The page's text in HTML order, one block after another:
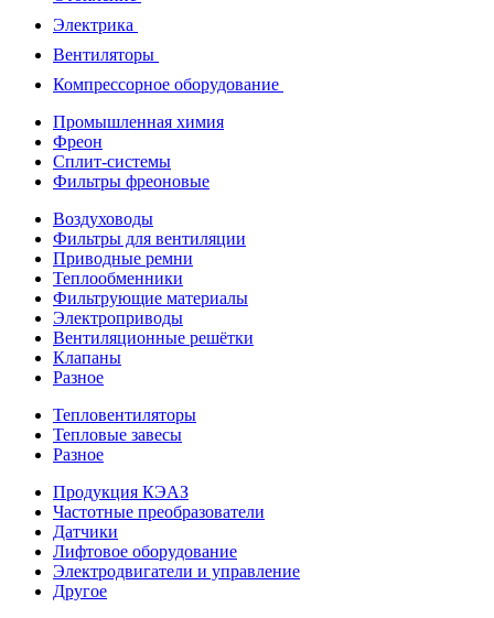
Электрика
Вентиляторы
Компрессорное оборудование
Промышленная химия
Фреон
Сплит-системы
Фильтры фреоновые
Воздуховоды
Фильтры для вентиляции
Приводные ремни
Теплообменники
Фильтрующие материалы
Электроприводы
Вентиляционные решётки
Клапаны
Разное
Тепловентиляторы
Тепловые завесы
Разное
Продукция КЭАЗ
Частотные преобразователи
Датчики
Лифтовое оборудование
Электродвигатели и управление
Другое